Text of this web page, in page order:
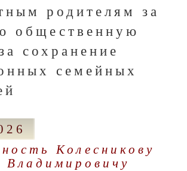
родителям за
общественную
сохранение
семейных
Колесникову
Владимировичу